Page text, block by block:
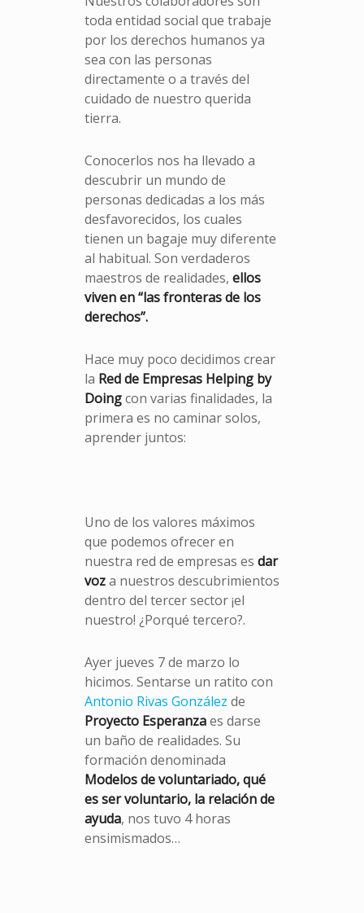
toda entidad social que trabaje
por los derechos humanos ya
sea con las personas
directamente o a través del
cuidado de nuestro querida
tierra.
Conocerlos nos ha llevado a
descubrir un mundo de
personas dedicadas a los más
desfavorecidos, los cuales
tienen un bagaje muy diferente
al habitual. Son verdaderos
maestros de realidades, ellos
viven en “las fronteras de los
derechos”.
Hace muy poco decidimos crear
la Red de Empresas Helping by
Doingcon varias finalidades, la
primera es no caminar solos,
aprender juntos:
Uno de los valores máximos
que podemos ofrecer en
nuestra red de empresas es dar
voza nuestros descubrimientos
dentro del tercer sector ¡el
nuestro! ¿Porqué tercero?.
Ayer jueves 7 de marzo lo
hicimos. Sentarse un ratito con
Antonio Rivas González de
Proyecto Esperanzaes darse
un baño de realidades. Su
formación denominada
Modelos de voluntariado, qué
es ser voluntario, la relación de
ayuda, nos tuvo 4 horas
ensimismados…